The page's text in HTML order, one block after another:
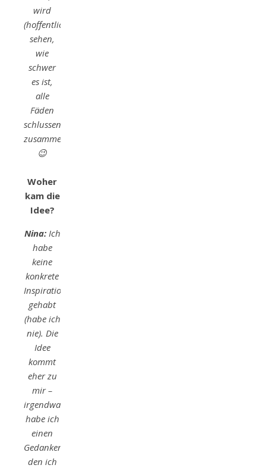
wird
(hoffentlich)
sehen,
wie
schwer
es ist,
alle
Fäden
schlussendlich
zusammenzukriegen
😉
Woher
kam die
Idee?
Nina: Ich
habe
keine
konkrete
Inspiration
gehabt
(habe ich
nie). Die
Idee
kommt
eher zu
mir –
irgendwann
habe ich
einen
Gedanken,
den ich